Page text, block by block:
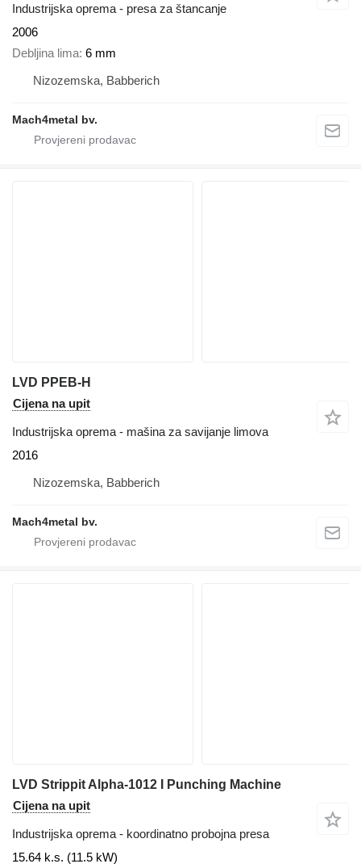
Industrijska oprema - presa za štancanje
2006
Debljina lima 6 mm
Nizozemska, Babberich
Mach4metal bv.
LVD PPEB-H
Cijena na upit
Industrijska oprema - mašina za savijanje limova
2016
Nizozemska, Babberich
Mach4metal bv.
LVD Strippit Alpha-1012 I Punching Machine
Cijena na upit
Industrijska oprema - koordinatno probojna presa
15.64 k.s. (11.5 kW)